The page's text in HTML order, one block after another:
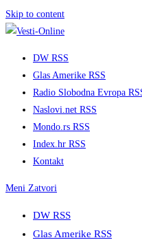
Skip to content
DW RSS
Glas Amerike RSS
Radio Slobodna Evropa
Naslovi.net RSS
Mondo.rs RSS
Index.hr RSS
Kontakt
Meni Zatvori
DW RSS
Glas Amerike RSS